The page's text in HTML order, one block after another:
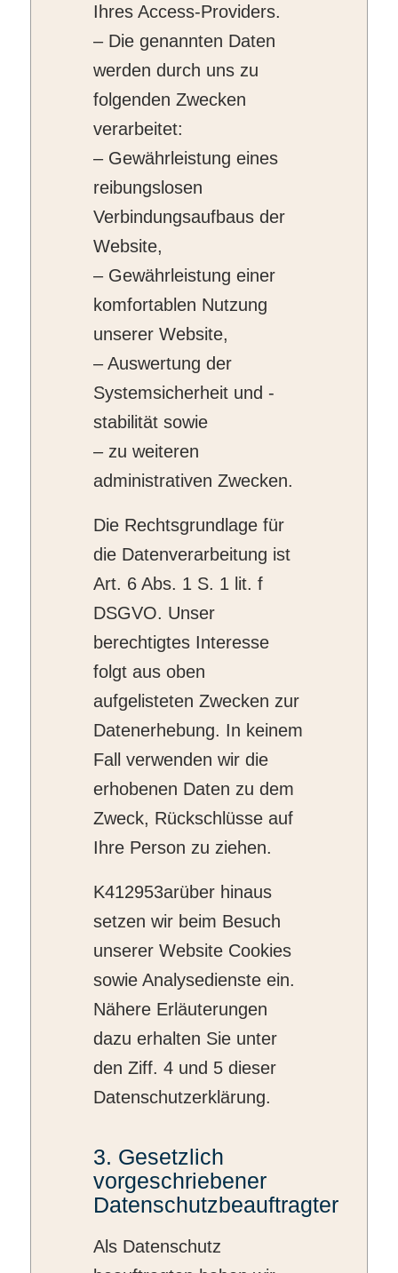
Ihres Access-Providers.
– Die genannten Daten
werden durch uns zu
folgenden Zwecken
verarbeitet:
– Gewährleistung eines
reibungslosen
Verbindungsaufbaus der
Website,
– Gewährleistung einer
komfortablen Nutzung
unserer Website,
– Auswertung der
Systemsicherheit und -
stabilität sowie
– zu weiteren
administrativen Zwecken.
Die Rechtsgrundlage für
die Datenverarbeitung ist
Art. 6 Abs. 1 S. 1 lit. f
DSGVO. Unser
berechtigtes Interesse
folgt aus oben
aufgelisteten Zwecken zur
Datenerhebung. In keinem
Fall verwenden wir die
erhobenen Daten zu dem
Zweck, Rückschlüsse auf
Ihre Person zu ziehen.
K412953arüber hinaus
setzen wir beim Besuch
unserer Website Cookies
sowie Analysedienste ein.
Nähere Erläuterungen
dazu erhalten Sie unter
den Ziff. 4 und 5 dieser
Datenschutzerklärung.
3. Gesetzlich
vorgeschriebener
Datenschutzbeauftragter
Als Datenschutz